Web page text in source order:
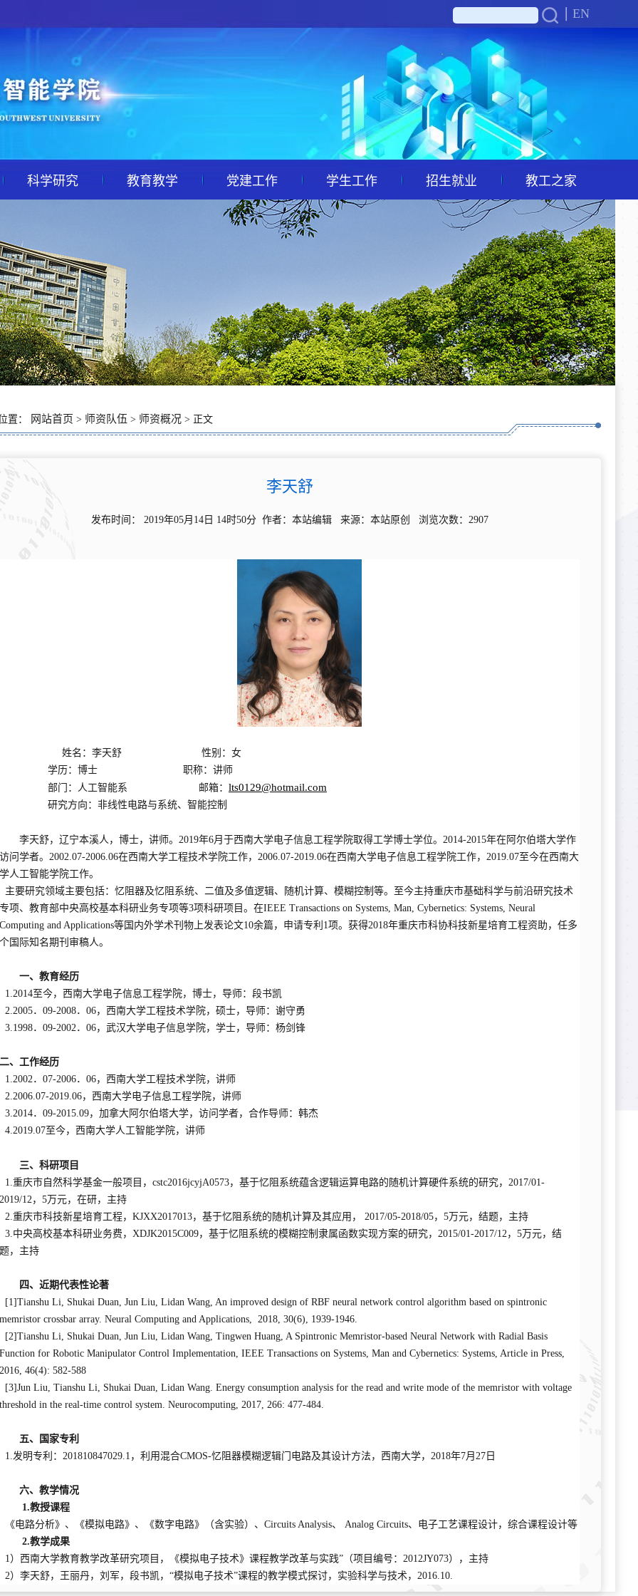
EN
科学研究 教育教学 党建工作 学生工作 招生就业 教工之家
置： 网站首页 > 师资队伍 > 师资概况 > 正文
李天舒
发布时间： 2019年05月14日 14时50分 作者：本站编辑 来源：本站原创 浏览次数： 2907
姓名：李天舒 性别：女
学历：博士 职称：讲师
部门：人工智能系 邮箱： lts0129@hotmail.com
研究方向：非线性电路与系统、智能控制
李天舒，辽宁本溪人，博士，讲师。2019年6月于西南大学电子信息工程学院取得工学博士学位。2014-2015年在阿尔伯塔大学作
访问学者。2002.07-2006.06在西南大学工程技术学院工作，2006.07-2019.06在西南大学电子信息工程学院工作，2019.07至今在西南大
学人工智能学院工作。
主要研究领域主要包括：忆阻器及忆阻系统、二值及多值逻辑、随机计算、模糊控制等。至今主持重庆市基础科学与前沿研究技术
专项、教育部中央高校基本科研业务专项等3项科研项目。在IEEE Transactions on Systems, Man, Cybernetics: Systems, Neural
Computing and Applications等国内外学术刊物上发表论文10余篇，申请专利1项。获得2018年重庆市科协科技新星培育工程资助，任多
个国际知名期刊审稿人。
一、教育经历
1.2014至今，西南大学电子信息工程学院，博士，导师：段书凯
2.2005．09-2008．06，西南大学工程技术学院，硕士，导师：谢守勇
3.1998．09-2002．06，武汉大学电子信息学院，学士，导师：杨剑锋
二、工作经历
1.2002．07-2006．06，西南大学工程技术学院，讲师
2.2006.07-2019.06，西南大学电子信息工程学院，讲师
3.2014．09-2015.09，加拿大阿尔伯塔大学，访问学者，合作导师：韩杰
4.2019.07至今，西南大学人工智能学院，讲师
三、科研项目
1.重庆市自然科学基金一般项目，cstc2016jcyjA0573，基于忆阻系统蕴含逻辑运算电路的随机计算硬件系统的研究，2017/01-
2019/12，5万元，在研，主持
2.重庆市科技新星培育工程，KJXX2017013，基于忆阻系统的随机计算及其应用， 2017/05-2018/05，5万元，结题，主持
3.中央高校基本科研业务费，XDJK2015C009，基于忆阻系统的模糊控制隶属函数实现方案的研究，2015/01-2017/12，5万元，结
题，主持
四、近期代表性论著
[1]Tianshu Li, Shukai Duan, Jun Liu, Lidan Wang, An improved design of RBF neural network control algorithm based on spintronic
memristor crossbar array. Neural Computing and Applications, 2018, 30(6), 1939-1946.
[2]Tianshu Li, Shukai Duan, Jun Liu, Lidan Wang, Tingwen Huang, A Spintronic Memristor-based Neural Network with Radial Basis
Function for Robotic Manipulator Control Implementation, IEEE Transactions on Systems, Man and Cybernetics: Systems, Article in Press,
2016, 46(4): 582-588
[3]Jun Liu, Tianshu Li, Shukai Duan, Lidan Wang. Energy consumption analysis for the read and write mode of the memristor with voltage
threshold in the real-time control system. Neurocomputing, 2017, 266: 477-484.
五、国家专利
1.发明专利：201810847029.1，利用混合CMOS-忆阻器模糊逻辑门电路及其设计方法，西南大学，2018年7月27日
六、教学情况
1.教授课程
《电路分析》、《模拟电路》、《数字电路》（含实验）、Circuits Analysis、 Analog Circuits、电子工艺课程设计，综合课程设计等
2.教学成果
1）西南大学教育教学改革研究项目，《模拟电子技术》课程教学改革与实践”（项目编号：2012JY073），主持
2）李天舒，王丽丹，刘军，段书凯，“模拟电子技术”课程的教学模式探讨，实验科学与技术，2016.10.